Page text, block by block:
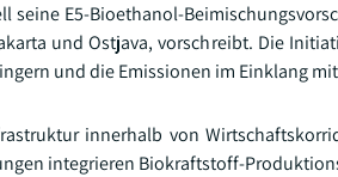
seine E5-Bioethanol-
und Ostjava, vorschreibt. Die
und die Emissionen im Einklang
innerhalb von
integrieren Biokraftstoff-